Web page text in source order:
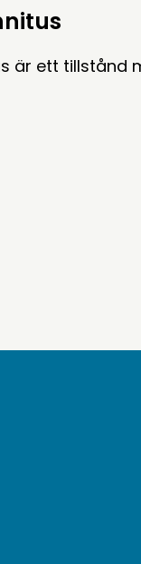
är ett tillstånd